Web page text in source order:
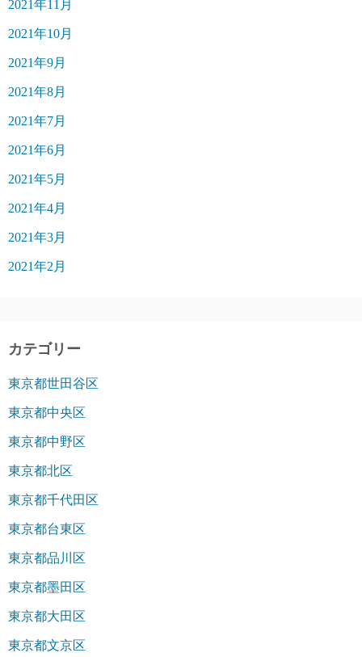
2021年11月
2021年10月
2021年9月
2021年8月
2021年7月
2021年6月
2021年5月
2021年4月
2021年3月
2021年2月
カテゴリー
東京都世田谷区
東京都中央区
東京都中野区
東京都北区
東京都千代田区
東京都台東区
東京都品川区
東京都墨田区
東京都大田区
東京都文京区